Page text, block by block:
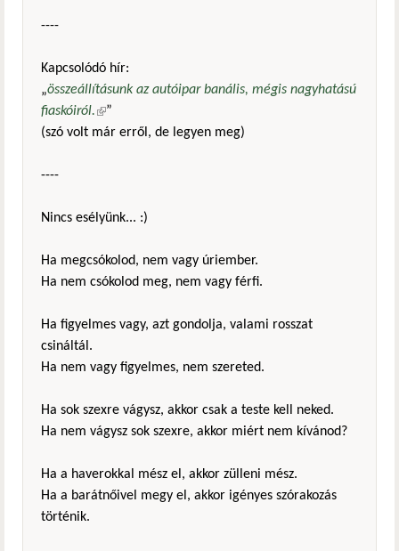
----
Kapcsolódó hír:
„összeállításunk az autóipar banális, mégis nagyhatású
fiaskóiról.(külső hivatkozás)
”
(szó volt már erről, de legyen meg)
----
Nincs esélyünk... :)
Ha megcsókolod, nem vagy úriember.
Ha nem csókolod meg, nem vagy férfi.
Ha figyelmes vagy, azt gondolja, valami rosszat
csináltál.
Ha nem vagy figyelmes, nem szereted.
Ha sok szexre vágysz, akkor csak a teste kell neked.
Ha nem vágysz sok szexre, akkor miért nem kívánod?
Ha a haverokkal mész el, akkor zülleni mész.
Ha a barátnőivel megy el, akkor igényes szórakozás
történik.